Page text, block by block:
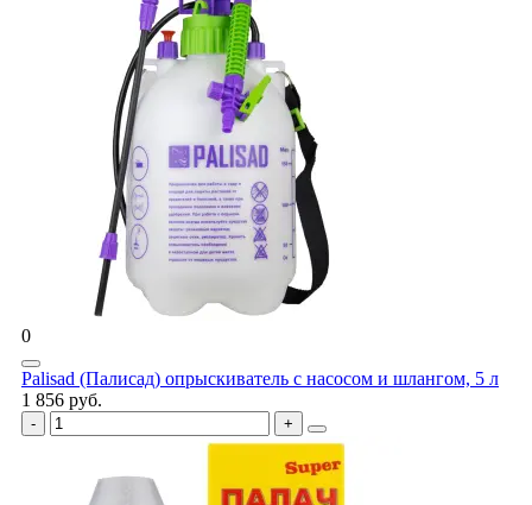
0
Palisad (Палисад) опрыскиватель с насосом и шлангом, 5 л
1 856 руб.